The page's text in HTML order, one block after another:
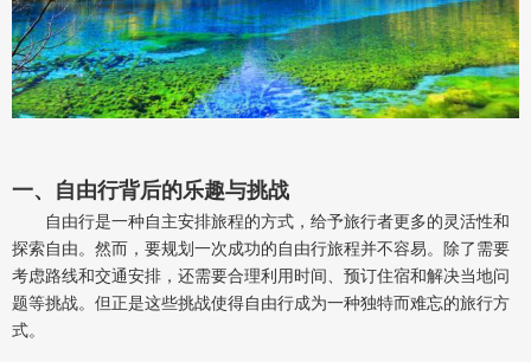
一、自由行背后的乐趣与挑战
自由行是一种自主安排旅程的方式，给予旅行者更多的灵活性和
探索自由。然而，要规划一次成功的自由行旅程并不容易。除了需要
考虑路线和交通安排，还需要合理利用时间、预订住宿和解决当地问
题等挑战。但正是这些挑战使得自由行成为一种独特而难忘的旅行方
式。